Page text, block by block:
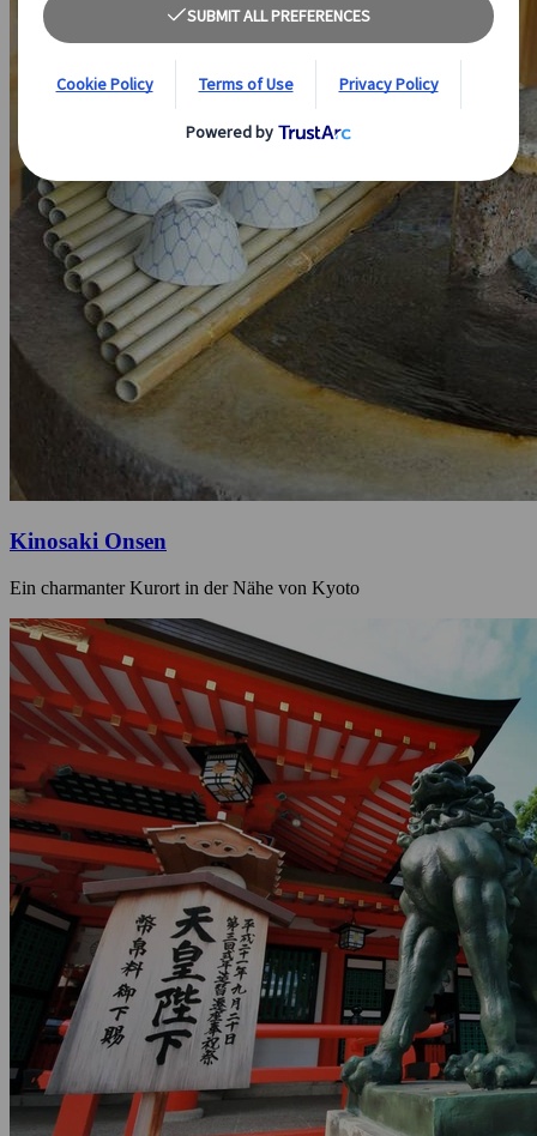
Kinosaki Onsen
Ein charmanter Kurort in der Nähe von Kyoto